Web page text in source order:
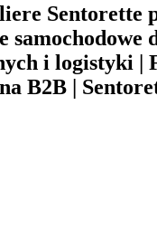
Sentorette
samochodowe
i logistyki |
B2B |